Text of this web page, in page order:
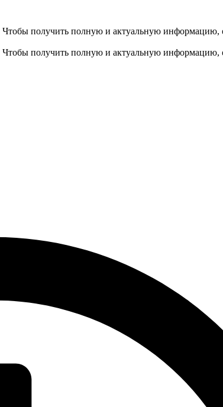
Чтобы получить полную и актуальную информацию,
Чтобы получить полную и актуальную информацию,